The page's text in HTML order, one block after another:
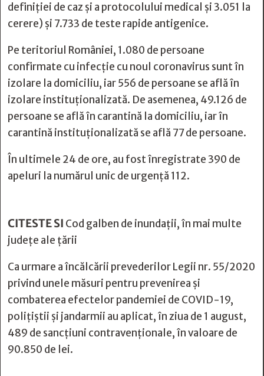
definiției de caz și a protocolului medical și 3.051 la
cerere) și 7.733 de teste rapide antigenice.
Pe teritoriul României, 1.080 de persoane
confirmate cu infecție cu noul coronavirus sunt în
izolare la domiciliu, iar 556 de persoane se află în
izolare instituționalizată. De asemenea, 49.126 de
persoane se află în carantină la domiciliu, iar în
carantină instituționalizată se află 77 de persoane.
În ultimele 24 de ore, au fost înregistrate 390 de
apeluri la numărul unic de urgență 112.
CITESTE SI Cod galben de inundaţii, în mai multe
judeţe ale ţării
Ca urmare a încălcării prevederilor Legii nr. 55/2020
privind unele măsuri pentru prevenirea și
combaterea efectelor pandemiei de COVID-19,
polițiștii și jandarmii au aplicat, în ziua de 1 august,
489 de sancțiuni contravenționale, în valoare de
90.850 de lei.